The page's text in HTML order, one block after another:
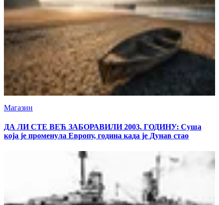
Магазин
ДА ЛИ СТЕ ВЕЋ ЗАБОРАВИЛИ 2003. ГОДИНУ: Суша
која је променула Европу, година када је Дунав стао